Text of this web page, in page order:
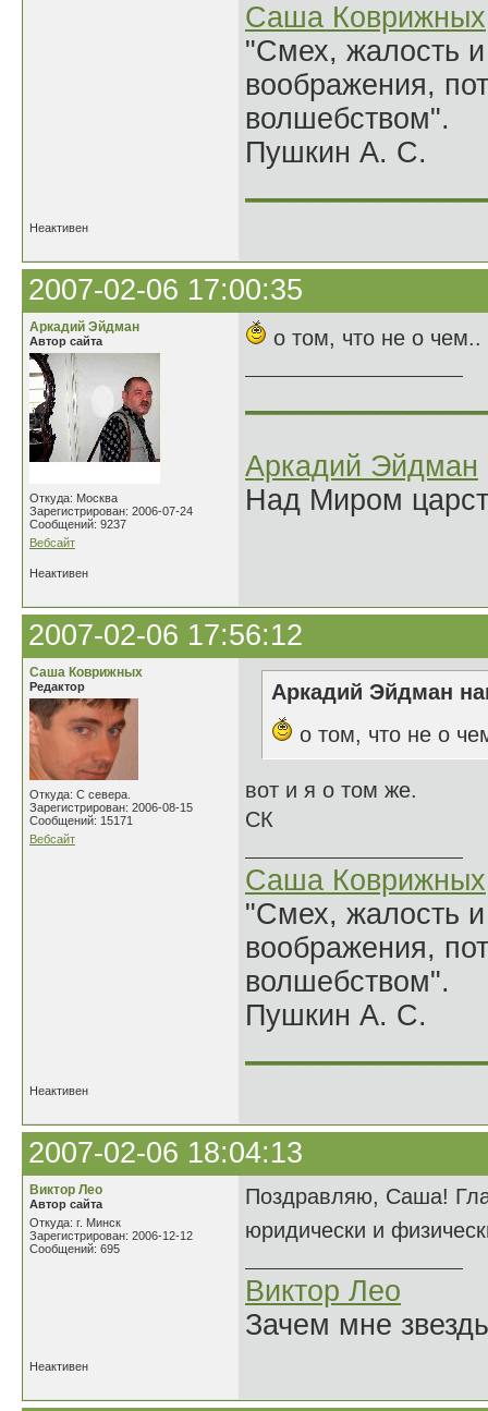
Саша Коврижных
"Смех, жалость
воображения,
волшебством".
Пушкин А. С.
Неактивен
2007-02-06 17:00:35
Аркадий Эйдман
Автор сайта
Откуда: Москва
Зарегистрирован: 2006-07-24
Сообщений: 9237
Вебсайт
о том, что не о чем..
Аркадий Эйдман
Над Миром
Неактивен
2007-02-06 17:56:12
Саша Коврижных
Редактор
Откуда: С севера.
Зарегистрирован: 2006-08-15
Сообщений: 15171
Вебсайт
Аркадий Эйдман
о том, что не о
вот и я о том же.
СК
Саша Коврижных
"Смех, жалость
воображения,
волшебством".
Пушкин А. С.
Неактивен
2007-02-06 18:04:13
Виктор Лео
Автор сайта
Откуда: г. Минск
Зарегистрирован: 2006-12-12
Сообщений: 695
Поздравляю, Саша!
юридически и
Виктор Лео
Зачем мне
Неактивен